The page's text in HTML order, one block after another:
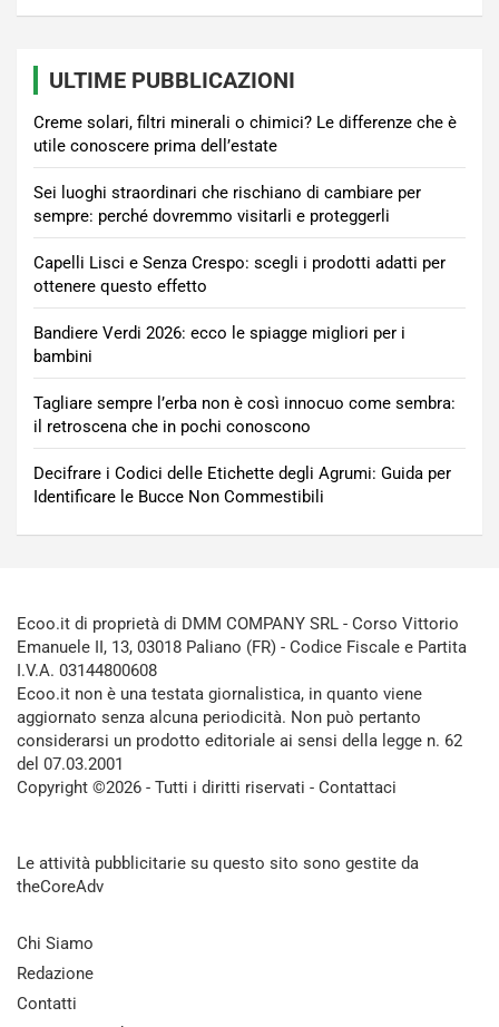
ULTIME PUBBLICAZIONI
Creme solari, filtri minerali o chimici? Le differenze che è
utile conoscere prima dell’estate
Sei luoghi straordinari che rischiano di cambiare per
sempre: perché dovremmo visitarli e proteggerli
Capelli Lisci e Senza Crespo: scegli i prodotti adatti per
ottenere questo effetto
Bandiere Verdi 2026: ecco le spiagge migliori per i
bambini
Tagliare sempre l’erba non è così innocuo come sembra:
il retroscena che in pochi conoscono
Decifrare i Codici delle Etichette degli Agrumi: Guida per
Identificare le Bucce Non Commestibili
Ecoo.it di proprietà di DMM COMPANY SRL - Corso Vittorio
Emanuele II, 13, 03018 Paliano (FR) - Codice Fiscale e Partita
I.V.A. 03144800608
Ecoo.it non è una testata giornalistica, in quanto viene
aggiornato senza alcuna periodicità. Non può pertanto
considerarsi un prodotto editoriale ai sensi della legge n. 62
del 07.03.2001
Copyright ©2026 - Tutti i diritti riservati - Contattaci
Le attività pubblicitarie su questo sito sono gestite da
theCoreAdv
Chi Siamo
Redazione
Contatti